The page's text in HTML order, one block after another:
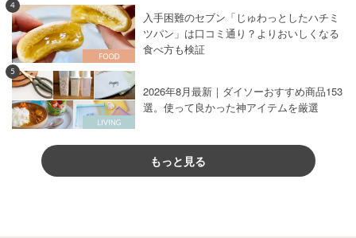
4
入手困難のセブン「じゅわっとしたハチミ
ツパン」は口コミ通り？よりおいしくなる
食べ方も検証
5
2026年8月最新｜ダイソーおすすめ商品153
選。使って良かった神アイテムを厳選
もっと見る